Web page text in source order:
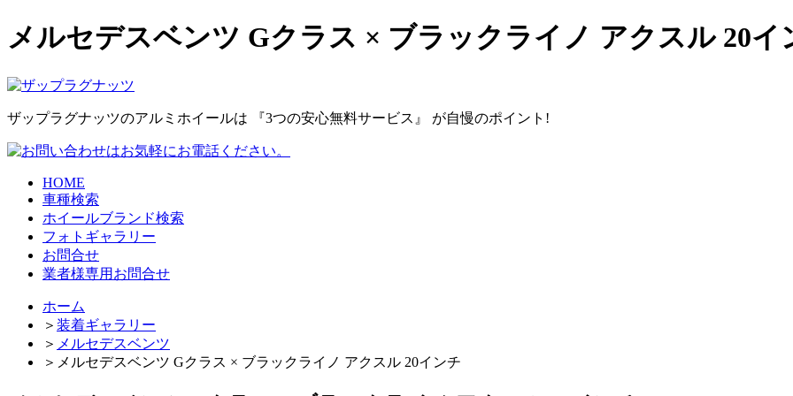
メルセデスベンツ Gクラス × ブラックライノ アクスル 20イ
ザップラグナッツのアルミホイールは 『3つの安心無料サービス』 が自慢のポイント!
HOME
車種検索
ホイールブランド検索
フォトギャラリー
お問合せ
業者様専用お問合せ
ホーム
＞ 装着ギャラリー
＞ メルセデスベンツ
＞ メルセデスベンツ Gクラス × ブラックライノ アクスル 20インチ